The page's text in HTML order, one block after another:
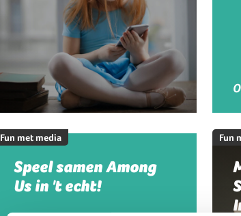
Fun met media
Speel samen Among
Us in 't echt!
Fun